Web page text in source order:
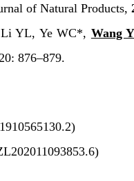
of Natural Products,
YL, Ye WC*, Wang
20: 876–879.